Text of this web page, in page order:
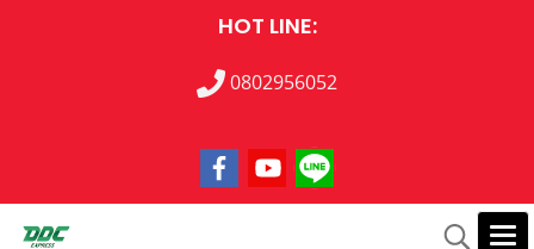
HOT LINE:
0802956052